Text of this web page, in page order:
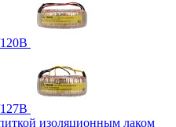
изоляционным лаком